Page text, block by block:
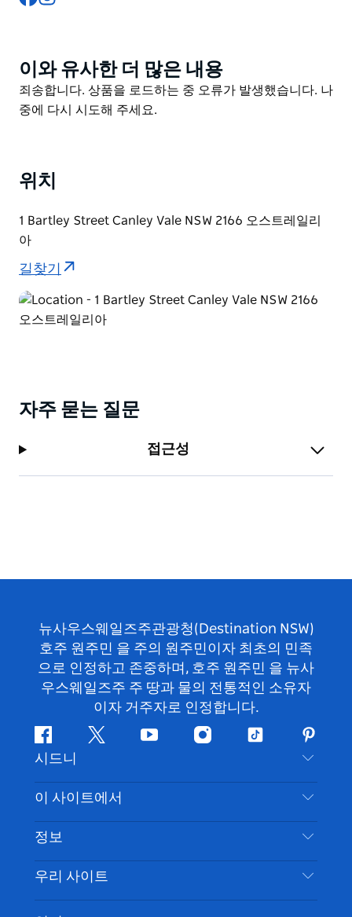
Product
List
이와 유사한 더 많은 내용
Product
List
죄송합니다. 상품을 로드하는 중 오류가 발생했습니다. 나
중에 다시 시도해 주세요.
위치
1 Bartley Street Canley Vale NSW 2166 오스트레일리
아
길찾기
자주 묻는 질문
접근성
뉴사우스웨일즈주관광청(Destination NSW)
호주 원주민 을 주의 원주민이자 최초의 민족
으로 인정하고 존중하며, 호주 원주민 을 뉴사
우스웨일즈주 주 땅과 물의 전통적인 소유자
이자 거주자로 인정합니다.
페
이
스
북
지
귀
다
유
브
인
타
램
틱
핀
터
레
스
트
시드니
문의하기
부인 성명
쿠키 고지
이 사이트에서
목적지
할 일
정보
여행 정보
시드니 접근성
우리 사이트